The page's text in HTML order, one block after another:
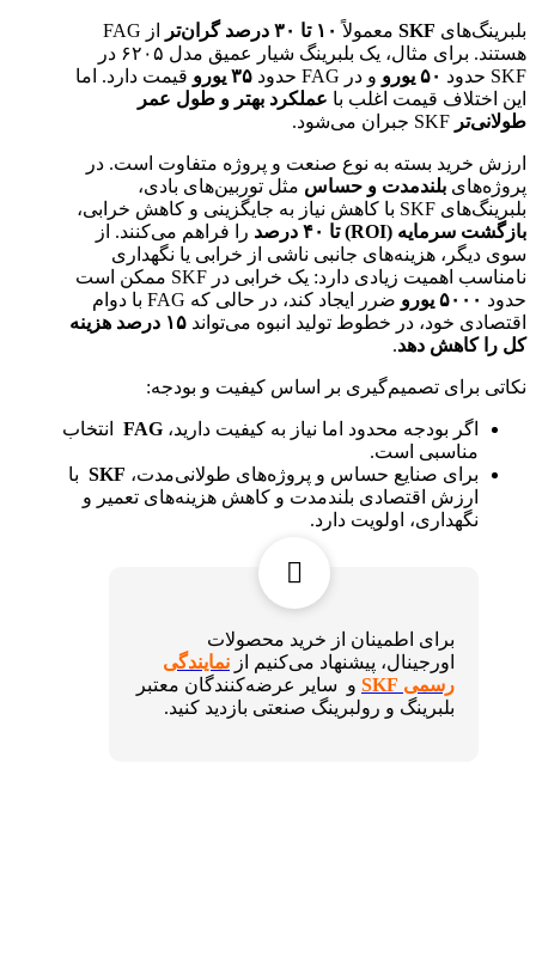
بلبرینگ‌های SKF معمولاً ۱۰ تا ۳۰ درصد گران‌تر
از FAG
هستند. برای مثال، یک بلبرینگ شیار عمیق مدل ۶۲۰۵ در
SKF حدود
۵۰ یورو و در FAG حدود ۳۵ یورو قیمت دارد. اما
این اختلاف قیمت اغلب با عملکرد بهتر و طول عمر
طولانی‌تر
ارزش خرید بسته به نوع صنعت و پروژه متفاوت است. در
پروژه‌های بلندمدت و حساس مثل توربین‌های بادی،
بلبرینگ‌های SKF با کاهش نیاز به جایگزینی و کاهش خرابی،
بازگشت سرمایه (ROI) تا ۴۰ درصد را فراهم می‌کنند. از
سوی دیگر، هزینه‌های جانبی ناشی از خرابی یا نگهداری
نامناسب اهمیت زیادی دارد: یک خرابی در SKF ممکن است
حدود ۵۰۰۰ یورو
ضرر ایجاد کند، در حالی که FAG با دوام
اقتصادی خود، در خطوط تولید انبوه می‌تواند ۱۵ درصد هزینه
کل را کاهش دهد.
نکاتی برای تصمیم‌گیری بر اساس کیفیت و بودجه:
اگر بودجه محدود اما نیاز به کیفیت دارید، FAG انتخاب
مناسبی است.
برای صنایع حساس و پروژه‌های طولانی‌مدت، SKF با
ارزش اقتصادی بلندمدت و کاهش هزینه‌های تعمیر و
نگهداری، اولویت دارد.
برای اطمینان از خرید محصولات
اورجینال، پیشنهاد می‌کنیم از نمایندگی
رسمی SKF
و سایر عرضه‌کنندگان معتبر
بلبرینگ و رولبرینگ صنعتی بازدید کنید.